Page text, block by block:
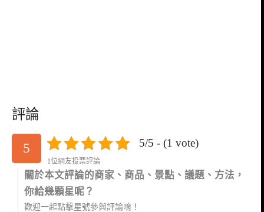
評論
5 5/5 - (1 vote)
1位網友投票評論
關於本文評論的商家、商品、景點、議題、方法，
你給幾顆星呢？
歡迎一起點擊星號參與評論唷！